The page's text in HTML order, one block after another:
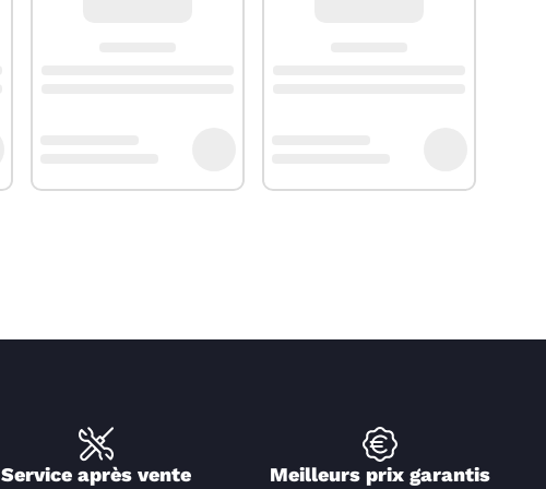
Service après vente Meilleurs prix garantis